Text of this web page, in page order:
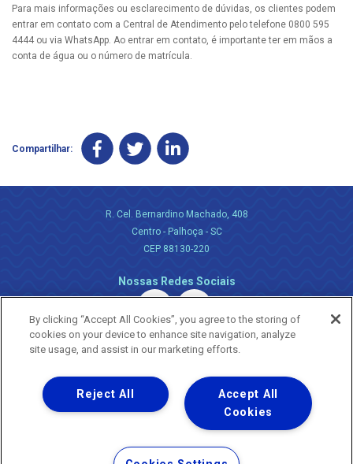
Para mais informações ou esclarecimento de dúvidas, os clientes podem
entrar em contato com a Central de Atendimento pelo telefone 0800 595
4444 ou via WhatsApp. Ao entrar em contato, é importante ter em mãos a
conta de água ou o número de matrícula.
Compartilhar:
R. Cel. Bernardino Machado, 408
Centro - Palhoça - SC
CEP 88130-220
Nossas Redes Sociais
Uma empresa
Copyright ® 2026 - Todos os Direitos Reservados.
Nossa natureza movimenta a vida
Termos Gerais de Uso de Sites e Aplicativos
By clicking “Accept All Cookies”, you agree to the storing of
cookies on your device to enhance site navigation, analyze
site usage, and assist in our marketing efforts.
Accept All
Cookies
Reject All